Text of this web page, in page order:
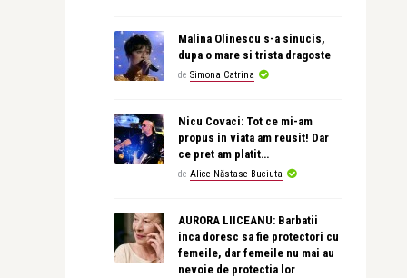
Malina Olinescu s-a sinucis,
dupa o mare si trista dragoste
de Simona Catrina
Nicu Covaci: Tot ce mi-am
propus in viata am reusit! Dar
ce pret am platit…
de Alice Năstase Buciuta
AURORA LIICEANU: Barbatii
inca doresc sa fie protectori cu
femeile, dar femeile nu mai au
nevoie de protectia lor